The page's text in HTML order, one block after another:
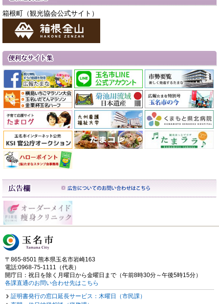
箱根町（観光協会公式サイト）
〒865-8501 熊本県玉名市岩崎163
電話:0968-75-1111（代表）
開庁日：祝日を除く月曜日から金曜日まで（午前8時30分～午後5時15分）
各課直通のお問い合わせ先はこちら
証明書発行の窓口延長サービス：木曜日（市民課）